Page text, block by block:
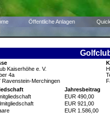
Öffentliche Anlagen
Kaiserhöhe e. V.
4a
Ravenstein-Merchingen
Jahresbeitrag
EUR 490,00
EUR 921,00
EUR 1.586,00